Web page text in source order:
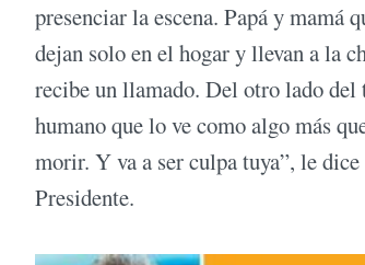
presenciar la escena. Papá y mamá
dejan solo en el hogar y llevan a la
recibe un llamado. Del otro lado
humano que lo ve como algo más
morir. Y va a ser culpa tuya”, le
Presidente.